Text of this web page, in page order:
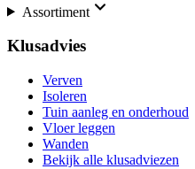
Assortiment
Klusadvies
Verven
Isoleren
Tuin aanleg en onderhoud
Vloer leggen
Wanden
Bekijk alle klusadviezen